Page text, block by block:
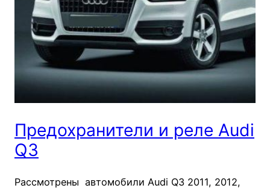
Предохранители и реле Audi
Q3
Рассмотрены автомобили Audi Q3 2011, 2012,